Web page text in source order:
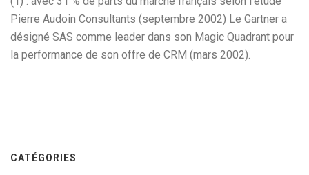
Pierre Audoin Consultants (septembre 2002) Le Gartner a
désigné SAS comme leader dans son Magic Quadrant pour
la performance de son offre de CRM (mars 2002).
CATÉGORIES